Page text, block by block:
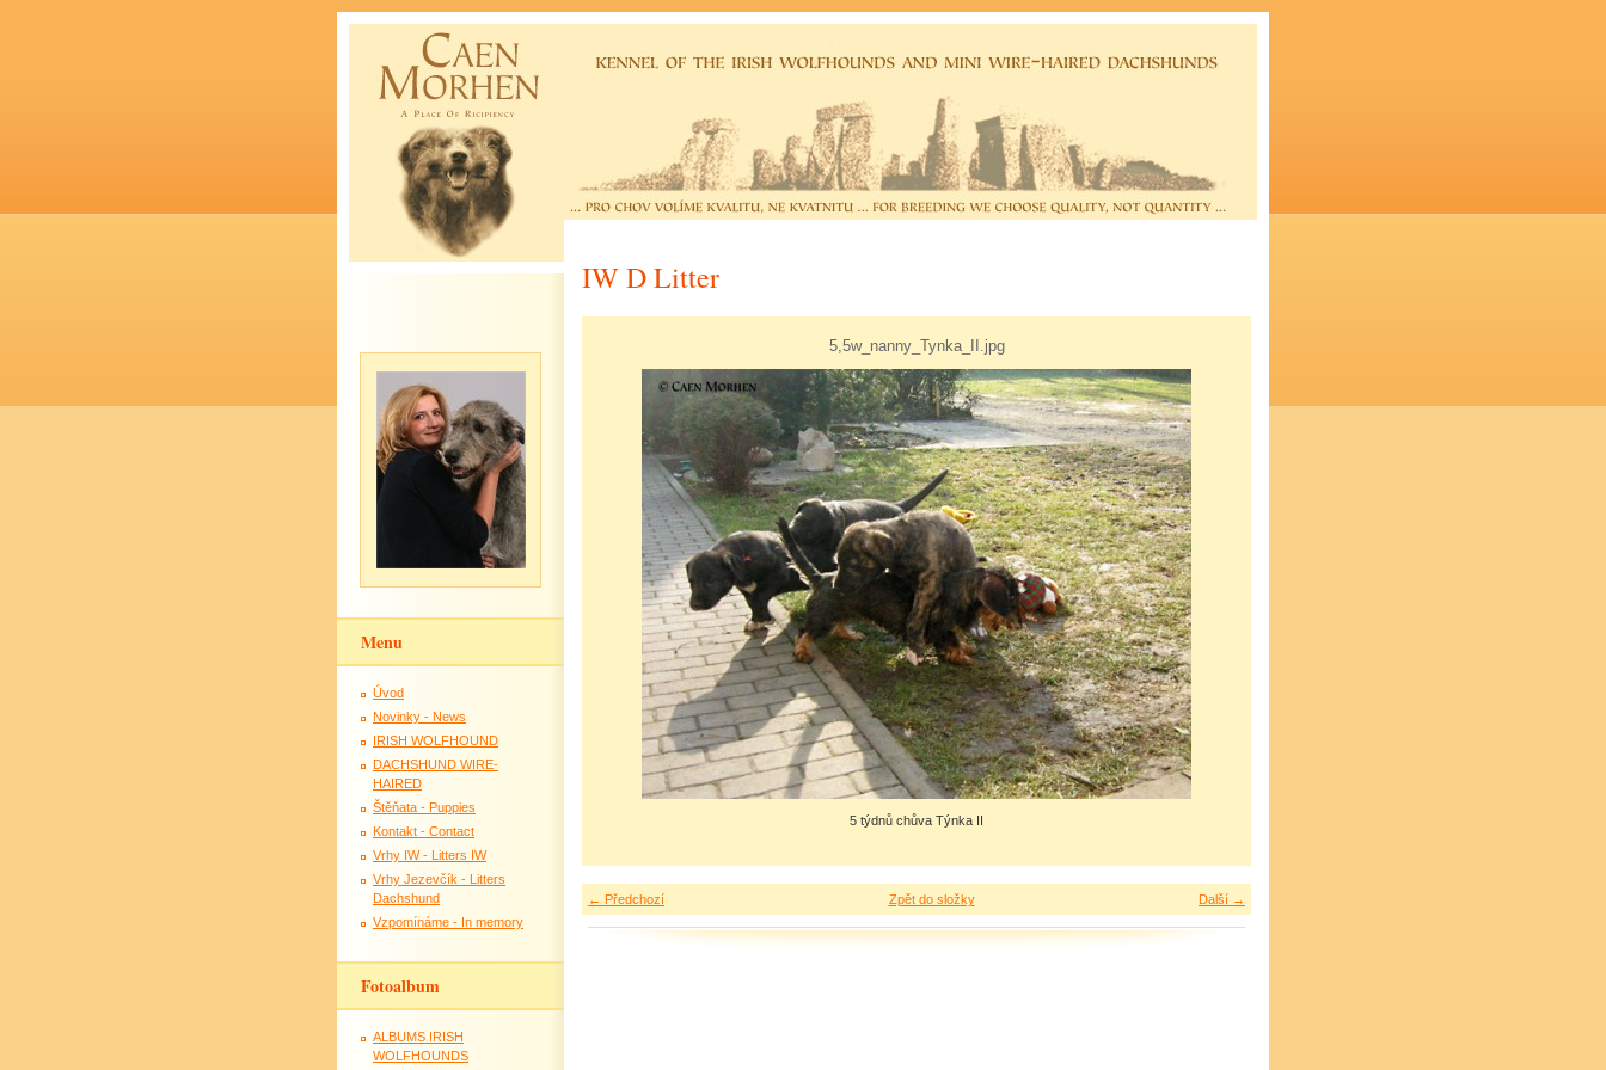
IW D Litter
5,5w_nanny_Tynka_II.jpg
5 týdnů chůva Týnka II
← Předchozí Další →
Zpět do složky
Menu
Úvod
Novinky - News
IRISH WOLFHOUND
DACHSHUND WIRE-
HAIRED
Štěňata - Puppies
Kontakt - Contact
Vrhy IW - Litters IW
Vrhy Jezevčík - Litters
Dachshund
Vzpomínáme - In memory
Fotoalbum
ALBUMS IRISH
WOLFHOUNDS